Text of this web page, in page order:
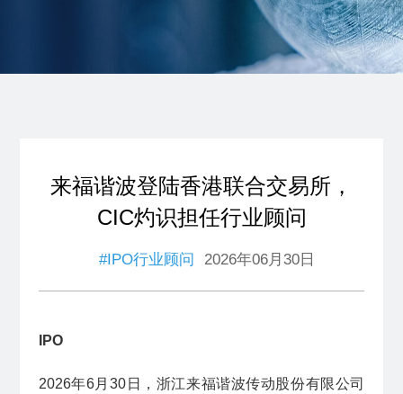
来福谐波登陆香港联合交易所，
CIC灼识担任行业顾问
#IPO行业顾问 2026年06月30日
IPO
2026年6月30日， 浙江来福谐波传动股份有限公司